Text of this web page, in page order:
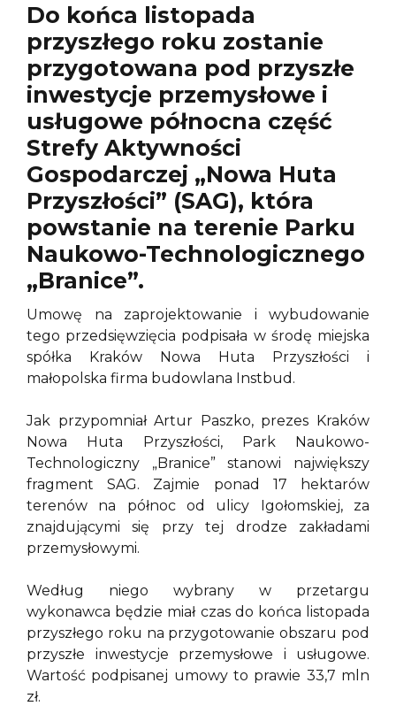
Do końca listopada
przyszłego roku zostanie
przygotowana pod przyszłe
inwestycje przemysłowe i
usługowe północna część
Strefy Aktywności
Gospodarczej „Nowa Huta
Przyszłości” (SAG), która
powstanie na terenie Parku
Naukowo-Technologicznego
„Branice”.
Umowę na zaprojektowanie i wybudowanie
tego przedsięwzięcia podpisała w środę miejska
spółka Kraków Nowa Huta Przyszłości i
małopolska firma budowlana Instbud.
Jak przypomniał Artur Paszko, prezes Kraków
Nowa Huta Przyszłości, Park Naukowo-
Technologiczny „Branice” stanowi największy
fragment SAG. Zajmie ponad 17 hektarów
terenów na północ od ulicy Igołomskiej, za
znajdującymi się przy tej drodze zakładami
przemysłowymi.
Według niego wybrany w przetargu
wykonawca będzie miał czas do końca listopada
przyszłego roku na przygotowanie obszaru pod
przyszłe inwestycje przemysłowe i usługowe.
Wartość podpisanej umowy to prawie 33,7 mln
zł.